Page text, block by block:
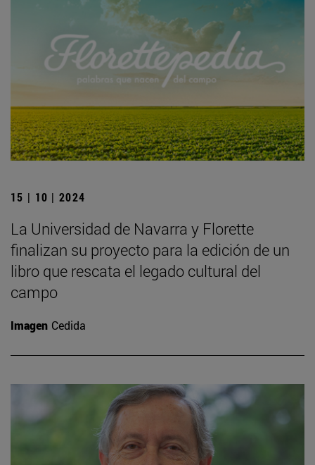
15 | 10 | 2024
La Universidad de Navarra y Florette
finalizan su proyecto para la edición de un
libro que rescata el legado cultural del
campo
Imagen Cedida